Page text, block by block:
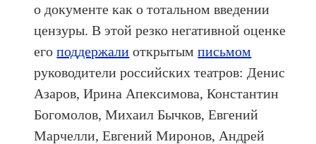
о документе как о тотальном введении
цензуры. В этой резко негативной оценке
егоподдержали открытымписьмом
руководители российских театров: Денис
Азаров, Ирина Апексимова, Константин
Богомолов, Михаил Бычков, Евгений
Марчелли, Евгений Миронов, Андрей